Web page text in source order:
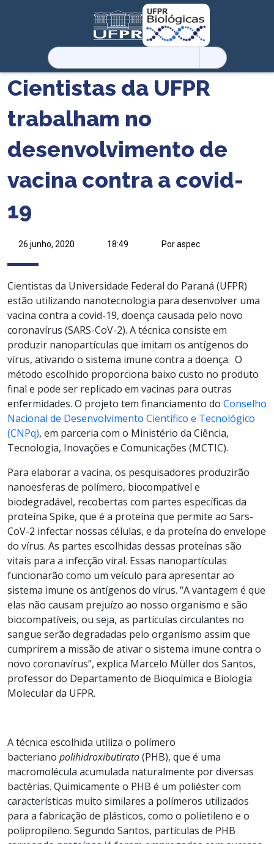
Pesquisar
por:
Cientistas da UFPR
trabalham no
desenvolvimento de
vacina contra a covid-
19
26 junho, 2020 18:49 Por aspec
Cientistas da Universidade Federal do Paraná (UFPR)
estão utilizando nanotecnologia para desenvolver uma
vacina contra a covid-19, doença causada pelo novo
coronavírus (SARS-CoV-2). A técnica consiste em
produzir nanopartículas que imitam os antígenos do
vírus, ativando o sistema imune contra a doença. O
método escolhido proporciona baixo custo no produto
final e pode ser replicado em vacinas para outras
enfermidades. O projeto tem financiamento do Conselho
Nacional de Desenvolvimento Científico e Tecnológico
(CNPq), em parceria com o Ministério da Ciência,
Tecnologia, Inovações e Comunicações (MCTIC).
Para elaborar a vacina, os pesquisadores produzirão
nanoesferas de polímero, biocompatível e
biodegradável, recobertas com partes específicas da
proteína Spike, que é a proteína que permite ao Sars-
CoV-2 infectar nossas células, e da proteína do envelope
do vírus. As partes escolhidas dessas proteínas são
vitais para a infecção viral. Essas nanopartículas
funcionarão como um veículo para apresentar ao
sistema imune os antígenos do vírus. “A vantagem é que
elas não causam prejuízo ao nosso organismo e são
biocompatíveis, ou seja, as partículas circulantes no
sangue serão degradadas pelo organismo assim que
cumprirem a missão de ativar o sistema imune contra o
novo coronavírus”, explica Marcelo Müller dos Santos,
professor do Departamento de Bioquímica e Biologia
Molecular da UFPR.
A técnica escolhida utiliza o polímero
bacteriano polihidroxibutirato(PHB), que é uma
macromolécula acumulada naturalmente por diversas
bactérias. Quimicamente o PHB é um poliéster com
características muito similares a polímeros utilizados
para a fabricação de plásticos, como o polietileno e o
polipropileno. Segundo Santos, partículas de PHB